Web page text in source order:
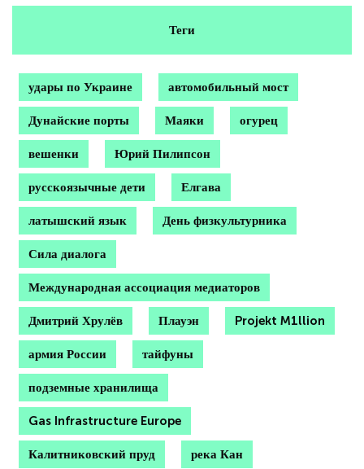
Теги
удары по Украине автомобильный мост
Дунайские порты Маяки огурец
вешенки Юрий Пилипсон
русскоязычные дети Елгава
латышский язык День физкультурника
Сила диалога
Международная ассоциация медиаторов
Дмитрий Хрулёв Плауэн Projekt M1llion
армия России тайфуны
подземные хранилища
Gas Infrastructure Europe
Калитниковский пруд река Кан